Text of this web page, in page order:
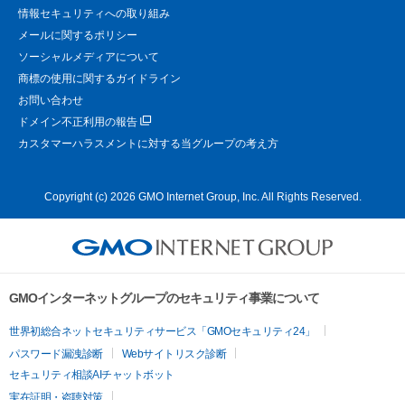
情報セキュリティへの取り組み
メールに関するポリシー
ソーシャルメディアについて
商標の使用に関するガイドライン
お問い合わせ
ドメイン不正利用の報告
カスタマーハラスメントに対する当グループの考え方
Copyright (c) 2026 GMO Internet Group, Inc. All Rights Reserved.
GMOインターネットグループのセキュリティ事業について
世界初総合ネットセキュリティサービス「GMOセキュリティ24」
パスワード漏洩診断
Webサイトリスク診断
セキュリティ相談AIチャットボット